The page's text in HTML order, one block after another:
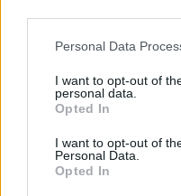
Personal Data
I want to opt-out of
personal data.
Opted In
I want to opt-out of
Personal Data.
Opted In
ΔΗΜΟΦΙΛΗ
Αλ. Τσίπρας: Στις 2
οικονομικού